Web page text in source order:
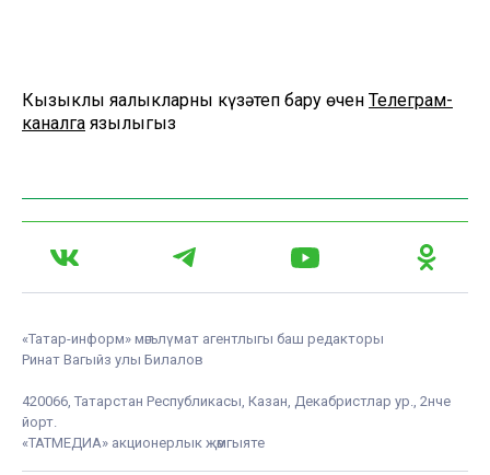
Кызыклы яңалыкларны күзәтеп бару өчен Телеграм-
каналга язылыгыз
«Татар-информ» мәгълүмат агентлыгы баш редакторы
Ринат Вагыйз улы Билалов
420066, Татарстан Республикасы, Казан, Декабристлар ур., 2нче
йорт.
«ТАТМЕДИА» акционерлык җәмгыяте